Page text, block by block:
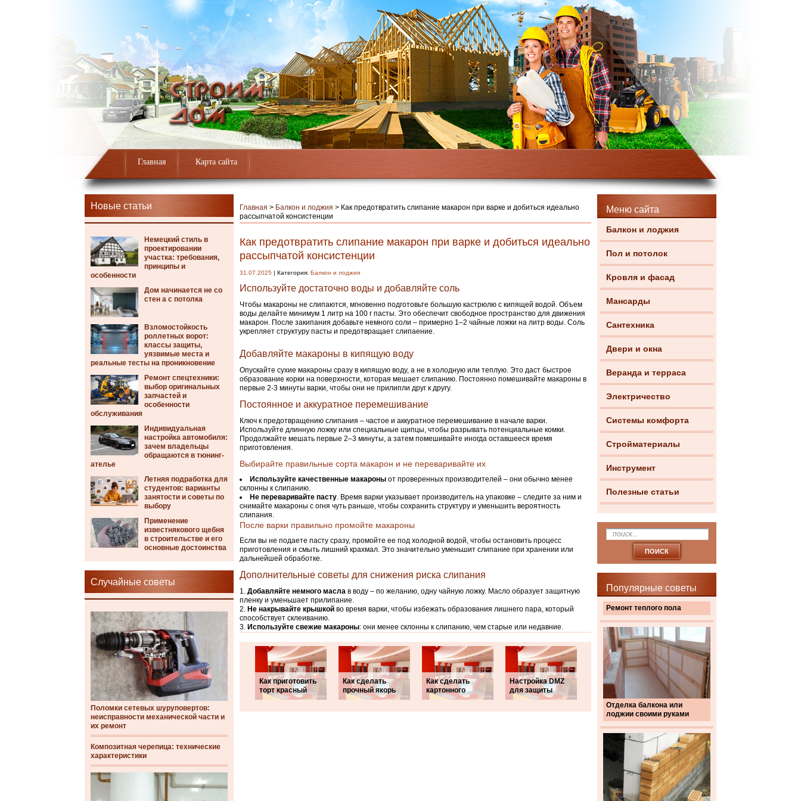
Главная Карта сайта
Новые статьи
Немецкий стиль в
проектировании
участка: требования,
принципы и
особенности
Дом начинается не со
стен а с потолка
Взломостойкость
роллетных ворот:
классы защиты,
уязвимые места и
реальные тесты на проникновение
Ремонт спецтехники:
выбор оригинальных
запчастей и
особенности
обслуживания
Индивидуальная
настройка автомобиля:
зачем владельцы
обращаются в тюнинг-
ателье
Летняя подработка для
студентов: варианты
занятости и советы по
выбору
Применение
известнякового щебня
в строительстве и его
основные достоинства
Случайные советы
Поломки сетевых шуруповертов:
неисправности механической части и
их ремонт
Композитная черепица: технические
характеристики
Меню сайта
Балкон и лоджия
Пол и потолок
Кровля и фасад
Мансарды
Сантехника
Двери и окна
Веранда и терраса
Электричество
Системы комфорта
Стройматериалы
Инструмент
Полезные статьи
Популярные советы
Ремонт теплого пола
Отделка балкона или
лоджии своими руками
Главная > Балкон и лоджия > Как предотвратить слипание макарон при варке и добиться идеально
рассыпчатой консистенции
Как предотвратить слипание макарон при варке и добиться идеально
рассыпчатой консистенции
31.07.2025 | Категория: Балкон и лоджия
Используйте достаточно воды и добавляйте соль
Чтобы макароны не слипаются, мгновенно подготовьте большую кастрюлю с кипящей водой. Объем
воды делайте минимум 1 литр на 100 г пасты. Это обеспечит свободное пространство для движения
макарон. После закипания добавьте немного соли – примерно 1–2 чайные ложки на литр воды. Соль
укрепляет структуру пасты и предотвращает слипаение.
Добавляйте макароны в кипящую воду
Опускайте сухие макароны сразу в кипящую воду, а не в холодную или теплую. Это даст быстрое
образование корки на поверхности, которая мешает слипанию. Постоянно помешивайте макароны в
первые 2-3 минуты варки, чтобы они не прилипли друг к другу.
Постоянное и аккуратное перемешивание
Ключ к предотвращению слипания – частое и аккуратное перемешивание в начале варки.
Используйте длинную ложку или специальные щипцы, чтобы разрывать потенциальные комки.
Продолжайте мешать первые 2–3 минуты, а затем помешивайте иногда оставшееся время
приготовления.
Выбирайте правильные сорта макарон и не переваривайте их
Используйте качественные макароны от проверенных производителей – они обычно менее
склонны к слипанию.
Не переваривайте пасту. Время варки указывает производитель на упаковке – следите за ним и
снимайте макароны с огня чуть раньше, чтобы сохранить структуру и уменьшить вероятность
слипания.
После варки правильно промойте макароны
Если вы не подаете пасту сразу, промойте ее под холодной водой, чтобы остановить процесс
приготовления и смыть лишний крахмал. Это значительно уменьшит слипание при хранении или
дальнейшей обработке.
Дополнительные советы для снижения риска слипания
Добавляйте немного масла в воду – по желанию, одну чайную ложку. Масло образует защитную
пленку и уменьшает прилипание.
Не накрывайте крышкой во время варки, чтобы избежать образования лишнего пара, который
способствует склеиванию.
Используйте свежие макароны: они менее склонны к слипанию, чем старые или недавние.
Как приготовить
торт красный
Как сделать
прочный якорь
Как сделать
картонного
Настройка DMZ
для защиты